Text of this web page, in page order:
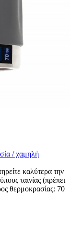
/ χαμηλή
καλύτερα την
ταινίας (πρέπει
θερμοκρασίας: 70